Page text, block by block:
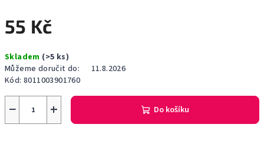
55 Kč
cena:
Skladem (>5 ks)
Můžeme doručit do:
11.8.2026
Kód: 8011003901760
+
− Do košíku